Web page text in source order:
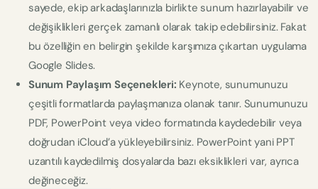
sayede, ekip arkadaşlarınızla birlikte sunum hazırlayabilir ve
değişiklikleri gerçek zamanlı olarak takip edebilirsiniz. Fakat
bu özelliğin en belirgin şekilde karşımıza çıkartan uygulama
Google Slides.
Sunum Paylaşım Seçenekleri: Keynote, sunumunuzu
çeşitli formatlarda paylaşmanıza olanak tanır. Sunumunuzu
PDF, PowerPoint veya video formatında kaydedebilir veya
doğrudan iCloud’a yükleyebilirsiniz. PowerPoint yani PPT
uzantılı kaydedilmiş dosyalarda bazı eksiklikleri var, ayrıca
değineceğiz.